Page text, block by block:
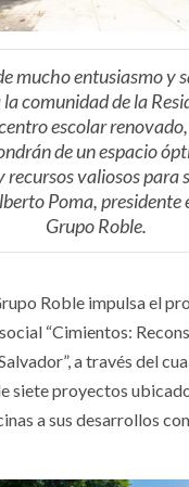
mucho entusiasmo y
comunidad de la
escolar renovado,
de un espacio
recursos valiosos para
Poma, presidente
Grupo Roble.
Roble impulsa el
“Cimientos:
a través del
siete proyectos
a sus desarrollos